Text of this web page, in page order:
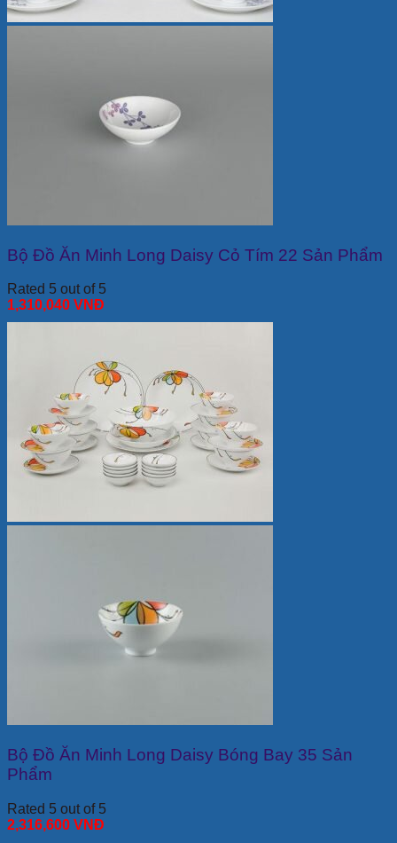
Bộ Đồ Ăn Minh Long Daisy Cỏ Tím 22 Sản Phẩm
Rated 5 out of 5
1,310,040 VNĐ
Bộ Đồ Ăn Minh Long Daisy Bóng Bay 35 Sản
Phẩm
Rated 5 out of 5
2,316,600 VNĐ